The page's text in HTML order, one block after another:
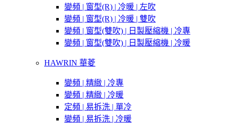
變頻 | 窗型(R) | 冷暖 | 左吹
變頻 | 窗型(R) | 冷暖 | 雙吹
變頻 | 窗型(雙吹) | 日製壓縮機 | 冷專
變頻 | 窗型(雙吹) | 日製壓縮機 | 冷暖
HAWRIN 華菱
變頻 | 精緻 | 冷專
變頻 | 精緻 | 冷暖
定頻 | 易拆洗 | 單冷
變頻 | 易拆洗 | 冷暖